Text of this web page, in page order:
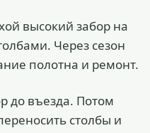
высокий забор на
Через сезон
полотна и ремонт.
до въезда. Потом
столбы и